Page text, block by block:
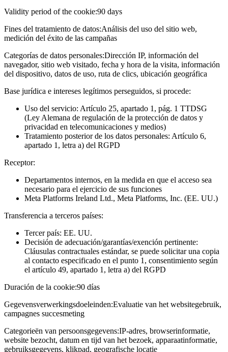
Validity period of the cookie:90 days
Fines del tratamiento de datos:Análisis del uso del sitio web,
medición del éxito de las campañas
Categorías de datos personales:Dirección IP, información del
navegador, sitio web visitado, fecha y hora de la visita, información
del dispositivo, datos de uso, ruta de clics, ubicación geográfica
Base jurídica e intereses legítimos perseguidos, si procede:
Uso del servicio: Artículo 25, apartado 1, pág. 1 TTDSG
(Ley Alemana de regulación de la protección de datos y
privacidad en telecomunicaciones y medios)
Tratamiento posterior de los datos personales: Artículo 6,
apartado 1, letra a) del RGPD
Receptor:
Departamentos internos, en la medida en que el acceso sea
necesario para el ejercicio de sus funciones
Meta Platforms Ireland Ltd., Meta Platforms, Inc. (EE. UU.)
Transferencia a terceros países:
Tercer país: EE. UU.
Decisión de adecuación/garantías/exención pertinente:
Cláusulas contractuales estándar, se puede solicitar una copia
al contacto especificado en el punto 1, consentimiento según
el artículo 49, apartado 1, letra a) del RGPD
Duración de la cookie:90 días
Gegevensverwerkingsdoeleinden:Evaluatie van het websitegebruik,
campagnes succesmeting
Categorieën van persoonsgegevens:IP-adres, browserinformatie,
website bezocht, datum en tijd van het bezoek, apparaatinformatie,
gebruiksgegevens, klikpad, geografische locatie